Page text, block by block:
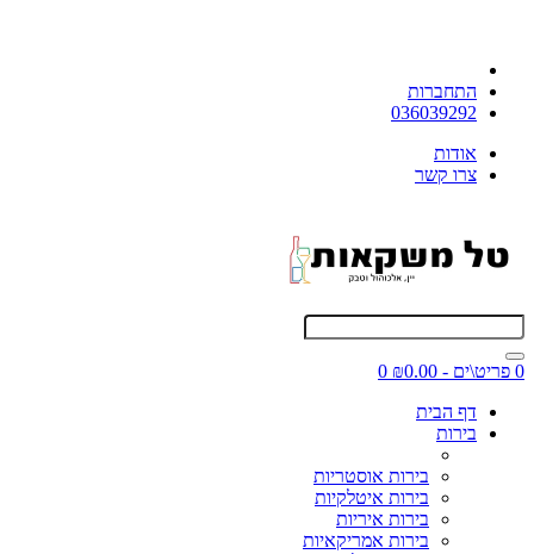
התחברות
036039292
אודות
צרו קשר
0 פריט\ים - ₪0.00
0
דף הבית
בירות
בירות אוסטריות
בירות איטלקיות
בירות איריות
בירות אמריקאיות